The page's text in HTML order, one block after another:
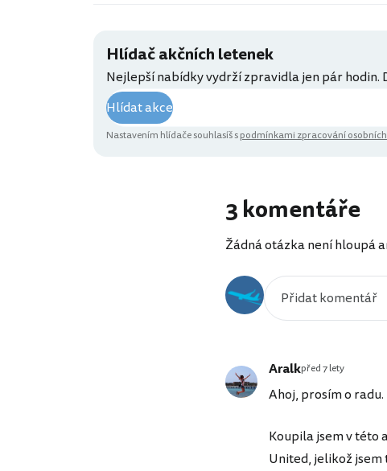
Hlídač akčních letenek
Nejlepší nabídky vydrží zpravidla jen pár hodin.
Hlídat akce
Nastavením hlídače souhlasíš spodmínkami zpracování
3 komentáře
Žádná otázka není hloupá
Aralkpřed 7 lety
Ahoj, prosím o radu.
Koupila jsem v této
United, jelikož